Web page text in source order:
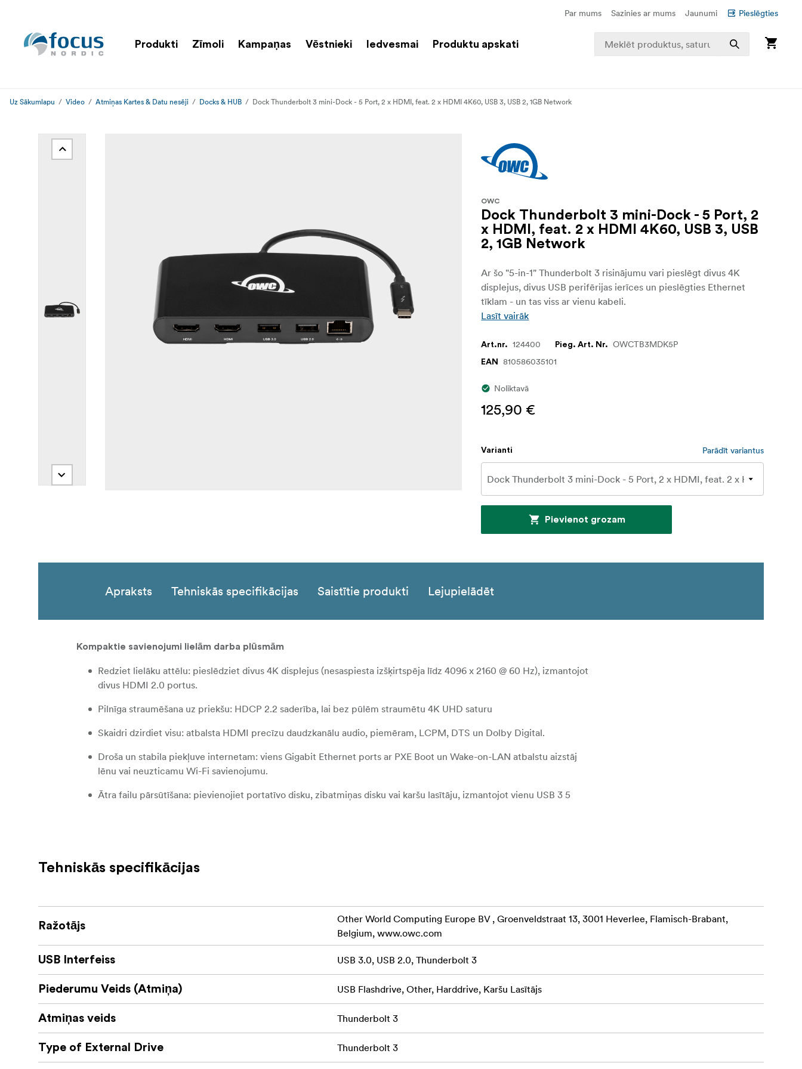
Par mums Sazinies ar mums Jaunumi Pieslēgties
Produkti Zīmoli Kampaņas Vēstnieki Iedvesmai Produktu apskati
Uz Sākumlapu Video Atmiņas Kartes & Datu nesēji Docks & HUB Dock Thunderbolt 3 mini-Dock - 5 Port, 2 x HDMI, feat. 2 x HDMI 4K60, USB 3, USB 2, 1GB Network
OWC
Dock Thunderbolt 3 mini-Dock - 5 Port, 2
x HDMI, feat. 2 x HDMI 4K60, USB 3, USB
2, 1GB Network
Ar šo "5-in-1" Thunderbolt 3 risinājumu vari pieslēgt divus 4K
displejus, divus USB perifērijas ierīces un pieslēgties Ethernet
tīklam - un tas viss ar vienu kabeli.
Lasīt vairāk
Art.nr. 124400 Pieg. Art. Nr. OWCTB3MDK5P
EAN 810586035101
Noliktavā
125,90 €
Varianti Parādīt variantus
Pievienot grozam
Apraksts Tehniskās specifikācijas Saistītie produkti Lejupielādēt
Kompaktie savienojumi lielām darba plūsmām
Redziet lielāku attēlu: pieslēdziet divus 4K displejus (nesaspiesta izšķirtspēja līdz 4096 x 2160 @ 60 Hz), izmantojot
divus HDMI 2.0 portus.
Pilnīga straumēšana uz priekšu: HDCP 2.2 saderība, lai bez pūlēm straumētu 4K UHD saturu
Skaidri dzirdiet visu: atbalsta HDMI precīzu daudzkanālu audio, piemēram, LCPM, DTS un Dolby Digital.
Droša un stabila piekļuve internetam: viens Gigabit Ethernet ports ar PXE Boot un Wake-on-LAN atbalstu aizstāj
lēnu vai neuzticamu Wi-Fi savienojumu.
Ātra failu pārsūtīšana: pievienojiet portatīvo disku, zibatmiņas disku vai karšu lasītāju, izmantojot vienu USB 3 5
Izmantojiet ērtības: pievienojiet tastatūru vai peli, izmantojot USB 2 portu
integrētu 7,2 collu Thunderbolt 3 kabeli.
Thunderbolt sertificēts: saderīgs ar macOS un Windows datoriem
bez raizēm: 2 gadu OWC ierobežota garantija
Izbaudiet labāko no Thunderbolt
potenciālu - ātru datu pārsūtīšanu, dubulto 4K displeju atbalstu un nelielu ierīču uzlādes jaudu - radot jaudīgu
un ražošanas standartus, tāpēc varat izmantot Thunderbolt 3 mini doku ar pilnīgu pārliecību par tā saderību un precīzu
Skatieties, ko esat palaiduši garāmOWC Thunderbolt 3 mini doks efektīvi izmanto jūsu datora Thunderbolt 3 joslas
Tehniskās specifikācijas
Ražotājs
Other World Computing Europe BV , Groenveldstraat 13, 3001 Heverlee, Flamisch-Brabant,
Belgium, www.owc.com
USB Interfeiss USB 3.0, USB 2.0, Thunderbolt 3
Piederumu Veids (Atmiņa) USB Flashdrive, Other, Harddrive, Karšu Lasītājs
Atmiņas veids Thunderbolt 3
Type of External Drive Thunderbolt 3